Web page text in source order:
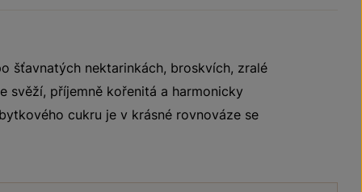
šťavnatých nektarinkách, broskvích, zralé
svěží, příjemně kořenitá a harmonicky
cukru je v krásné rovnováze se